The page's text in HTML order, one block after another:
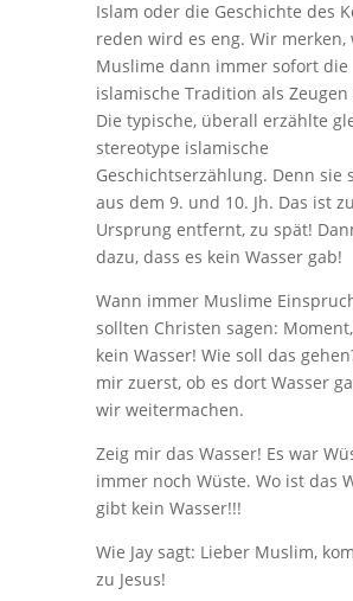
Islam oder die Geschichte des
reden wird es eng. Wir merken,
Muslime dann immer sofort die
islamische Tradition als
Die typische, überall erzählte
stereotype islamische
Geschichtserzählung. Denn sie
aus dem 9. und 10. Jh. Das ist
Ursprung entfernt, zu spät!
dazu, dass es kein Wasser gab!
Wann immer Muslime
sollten Christen sagen:
kein Wasser! Wie soll das
mir zuerst, ob es dort Wasser
wir weitermachen.
Zeig mir das Wasser! Es war
immer noch Wüste. Wo ist das
gibt kein Wasser!!!
Wie Jay sagt: Lieber Muslim,
zu Jesus!